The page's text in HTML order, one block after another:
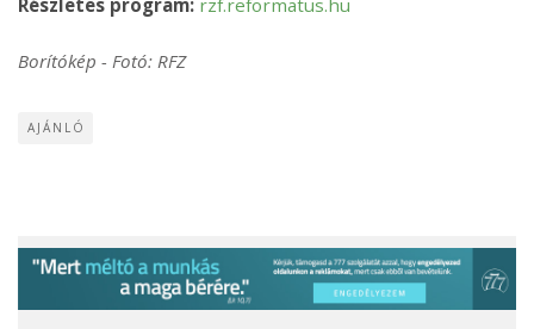
Részletes program: rzf.reformatus.hu
Borítókép - Fotó: RFZ
AJÁNLÓ